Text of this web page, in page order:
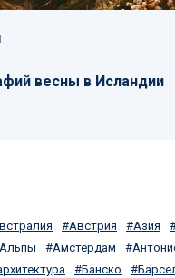
весны в Исландии
Австрия Азия
Альпы Амстердам
Банско